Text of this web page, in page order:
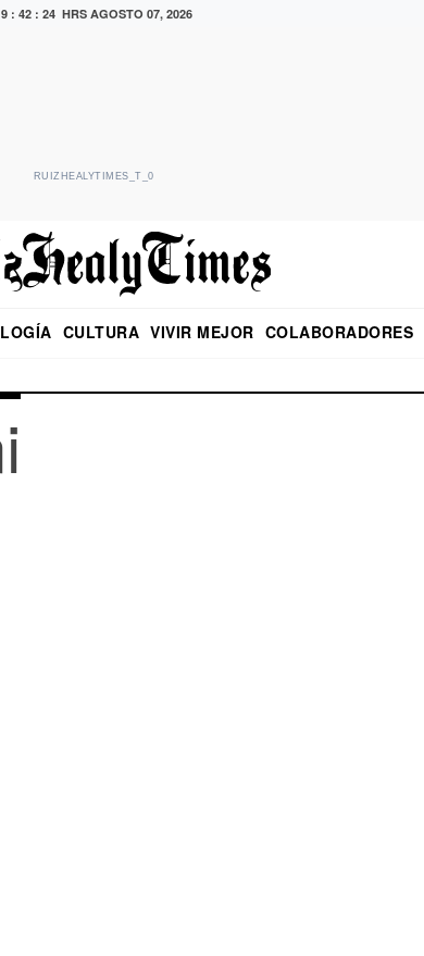
: 42 : 24 HRS AGOSTO 07, 2026
RUIZHEALYTIMES_T_0
CULTURA VIVIR MEJOR COLABORADORES